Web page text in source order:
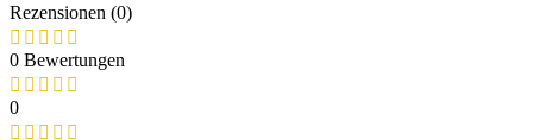
Rezensionen (0)
0 Bewertungen
0